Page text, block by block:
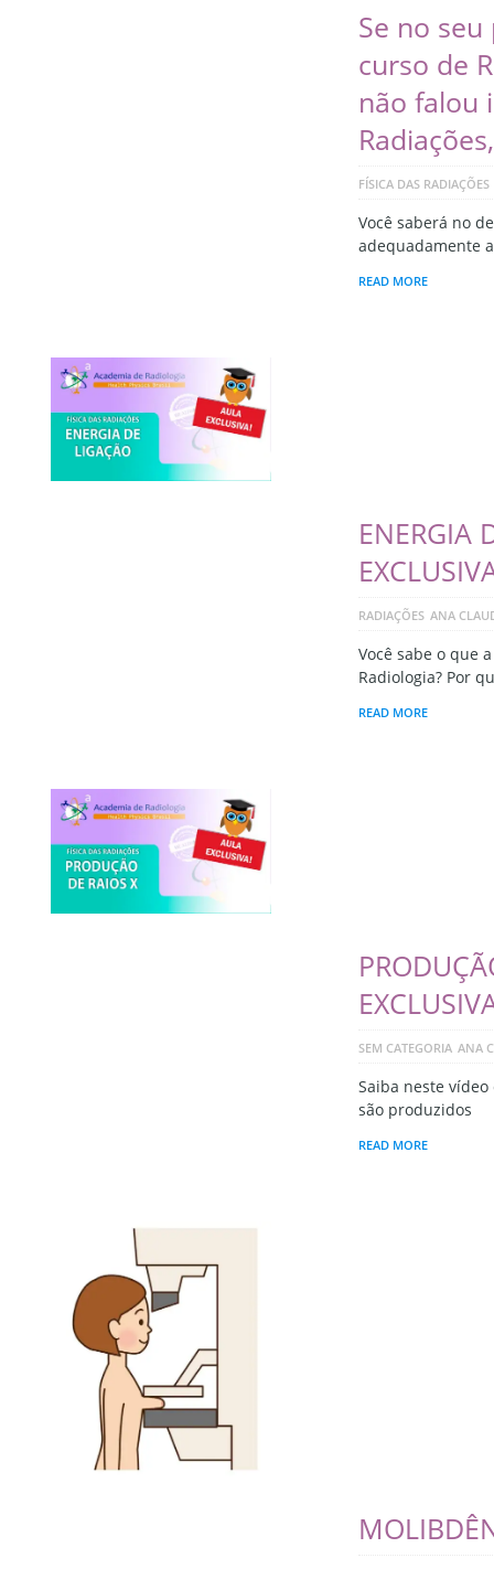
Se no
curso de
não falou
FÍSICA DAS RADIAÇÕES
Você saberá no
adequadamente
READ MORE
ENERGIA
RADIAÇÕES ANA
Você sabe o que
Radiologia? Por
READ MORE
SEM CATEGORIA ANA
Saiba neste
são produzidos
READ MORE